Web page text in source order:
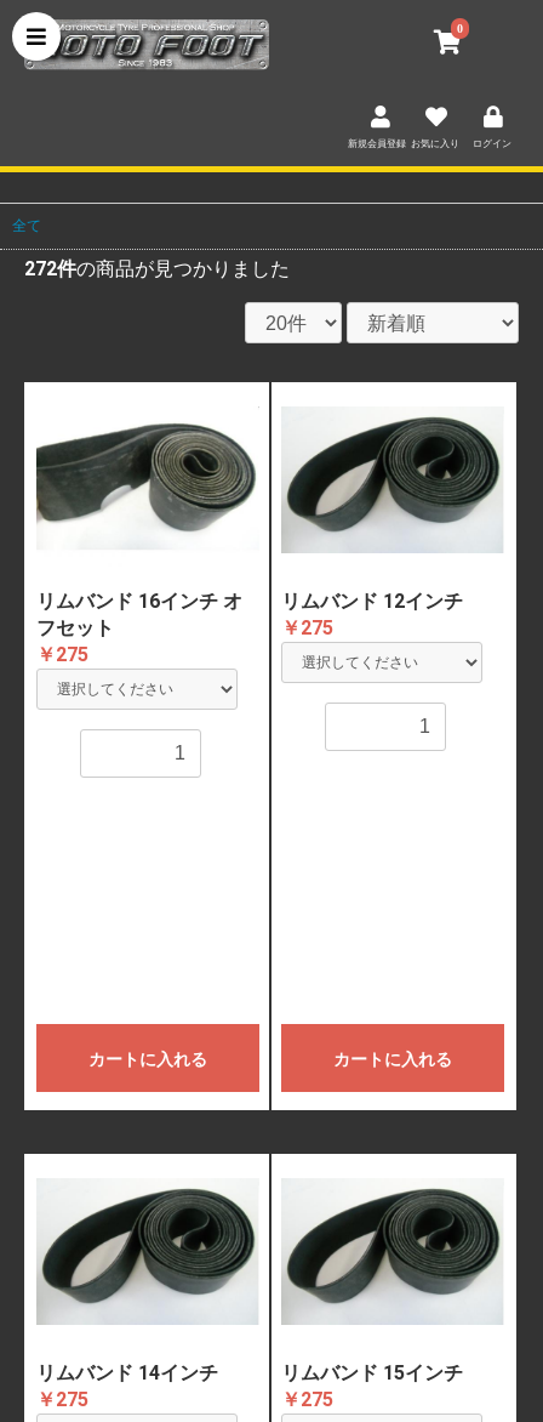
0
新規会員登録 お気に入り ログイン
全て
272件の商品が見つかりました
リムバンド 16インチ オ
フセット
￥275
カートに入れる
リムバンド 12インチ
￥275
カートに入れる
リムバンド 14インチ
￥275
リムバンド 15インチ
￥275